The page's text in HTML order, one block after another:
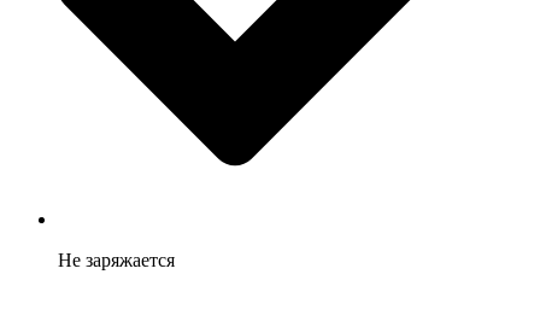
Не заряжается